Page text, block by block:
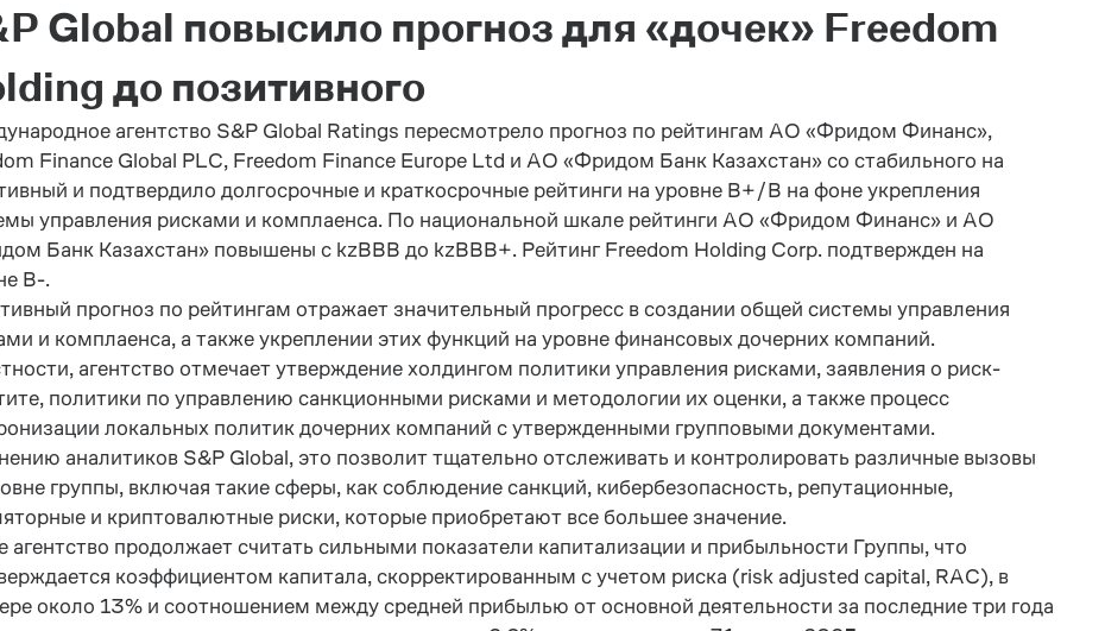
Global повысило прогноз для «дочек» Freedom
до позитивного
агентство S&P Global Ratings пересмотрело прогноз по рейтингам АО «Фридом Финанс»,
Finance Global PLC, Freedom Finance Europe Ltd и АО «Фридом Банк Казахстан» со стабильного на
и подтвердило долгосрочные и краткосрочные рейтинги на уровне В+/В на фоне укрепления
управления рисками и комплаенса. По национальной шкале рейтинги АО «Фридом Финанс» и АО
Банк Казахстан» повышены с kzBBB до kzBBB+. Рейтинг Freedom Holding Corp. подтвержден на
В-.
прогноз по рейтингам отражает значительный прогресс в создании общей системы управления
и комплаенса, а также укреплении этих функций на уровне финансовых дочерних компаний.
агентство отмечает утверждение холдингом политики управления рисками, заявления о риск-
политики по управлению санкционными рисками и методологии их оценки, а также процесс
локальных политик дочерних компаний с утвержденными групповыми документами.
аналитиков S&P Global, это позволит тщательно отслеживать и контролировать различные вызовы
группы, включая такие сферы, как соблюдение санкций, кибербезопасность, репутационные,
и криптовалютные риски, которые приобретают все большее значение.
агентство продолжает считать сильными показатели капитализации и прибыльности Группы, что
коэффициентом капитала, скорректированным с учетом риска (risk adjusted capital, RAC), в
около 13% и соотношением между средней прибылью от основной деятельности за последние три года